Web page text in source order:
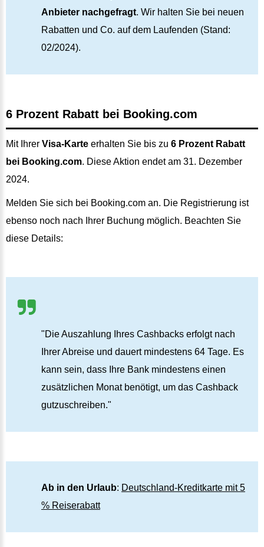
Anbieter nachgefragt. Wir halten Sie bei neuen
Rabatten und Co. auf dem Laufenden (Stand:
02/2024).
6 Prozent Rabatt bei Booking.com
Mit Ihrer Visa-Karte erhalten Sie bis zu 6 Prozent Rabatt
bei Booking.com. Diese Aktion endet am 31. Dezember
2024.
Melden Sie sich bei Booking.com an. Die Registrierung ist
ebenso noch nach Ihrer Buchung möglich. Beachten Sie
diese Details:
"Die Auszahlung Ihres Cashbacks erfolgt nach
Ihrer Abreise und dauert mindestens 64 Tage. Es
kann sein, dass Ihre Bank mindestens einen
zusätzlichen Monat benötigt, um das Cashback
gutzuschreiben."
Ab in den Urlaub: Deutschland-Kreditkarte mit 5
% Reiserabatt